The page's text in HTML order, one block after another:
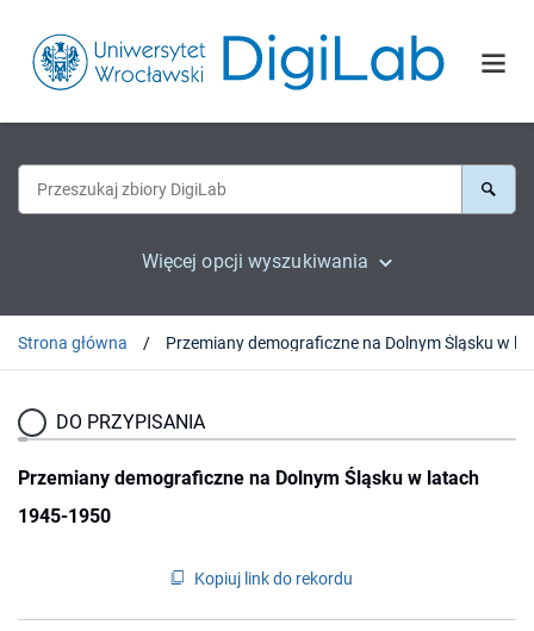
Więcej opcji wyszukiwania
Strona główna
DO PRZYPISANIA
Przemiany demograficzne na Dolnym Śląsku w latach
1945-1950
Kopiuj link do rekordu